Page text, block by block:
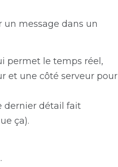
message dans un
permet le temps réel,
et une côté serveur pour
dernier détail fait
ça).